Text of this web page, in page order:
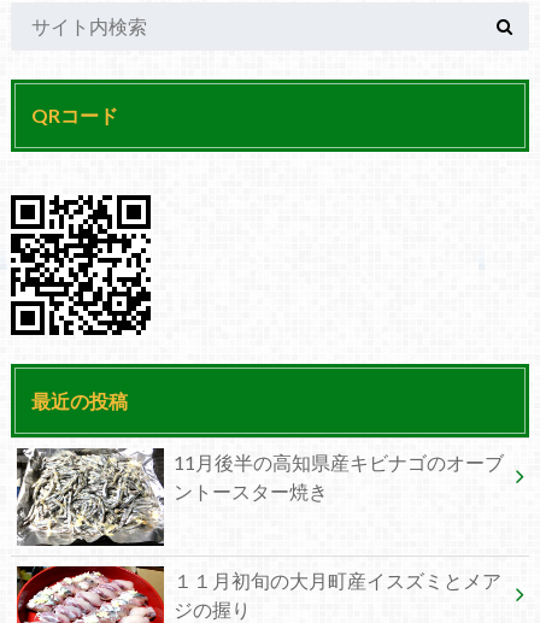
QRコード
最近の投稿
11月後半の高知県産キビナゴのオーブ
ントースター焼き
１１月初旬の大月町産イスズミとメア
ジの握り